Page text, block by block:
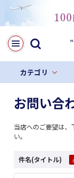
カテゴリ
お問い合
当店へのご要望は、
い。
件名(タイトル)